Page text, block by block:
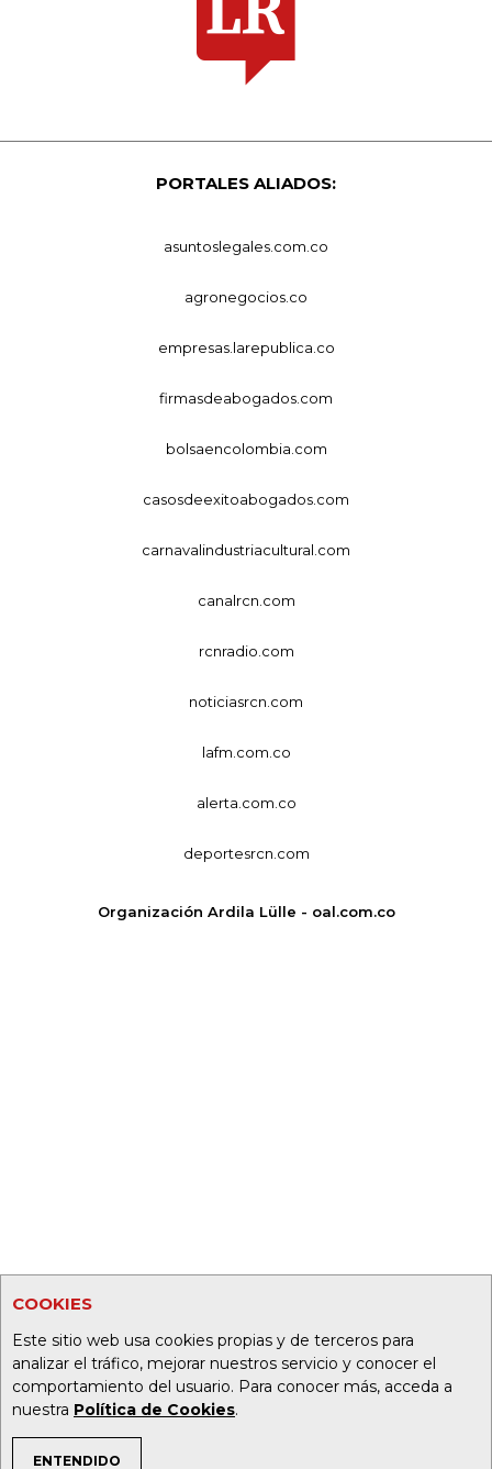
COOKIES
Este sitio web usa cookies propias y de terceros para
analizar el tráfico, mejorar nuestros servicio y conocer el
comportamiento del usuario. Para conocer más, acceda a
nuestra Política de Cookies.
ENTENDIDO
PORTALES ALIADOS:
asuntoslegales.com.co
agronegocios.co
empresas.larepublica.co
firmasdeabogados.com
bolsaencolombia.com
casosdeexitoabogados.com
carnavalindustriacultural.com
canalrcn.com
rcnradio.com
noticiasrcn.com
lafm.com.co
alerta.com.co
deportesrcn.com
Organización Ardila Lülle - oal.com.co